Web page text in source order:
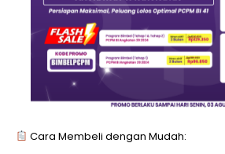
Cara Membeli dengan Mudah: